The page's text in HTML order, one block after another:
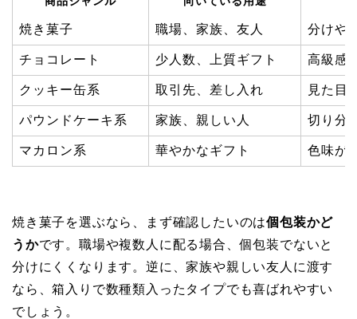
焼き菓子 職場、家族、友人 分けや
チョコレート 少人数、上質ギフト 高級感
クッキー缶系 取引先、差し入れ 見た目
パウンドケーキ系 家族、親しい人 切り分
マカロン系 華やかなギフト 色味が
焼き菓子を選ぶなら、まず確認したいのは個包装かど
うかです。職場や複数人に配る場合、個包装でないと
分けにくくなります。逆に、家族や親しい友人に渡す
なら、箱入りで数種類入ったタイプでも喜ばれやすい
でしょう。